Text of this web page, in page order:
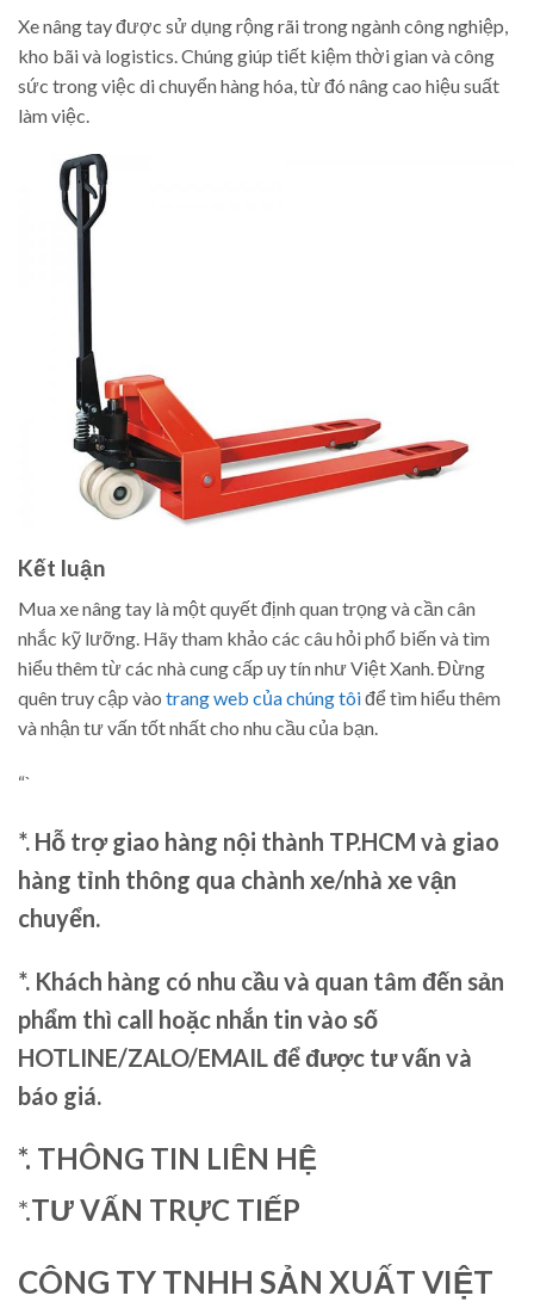
Xe nâng tay được sử dụng rộng rãi trong ngành công nghiệp,
kho bãi và logistics. Chúng giúp tiết kiệm thời gian và công
sức trong việc di chuyển hàng hóa, từ đó nâng cao hiệu suất
làm việc.
Kết luận
Mua xe nâng tay là một quyết định quan trọng và cần cân
nhắc kỹ lưỡng. Hãy tham khảo các câu hỏi phổ biến và tìm
hiểu thêm từ các nhà cung cấp uy tín như Việt Xanh. Đừng
quên truy cập vào trang web của chúng tôiđể tìm hiểu thêm
và nhận tư vấn tốt nhất cho nhu cầu của bạn.
“`
*. Hỗ trợ giao hàng nội thành TP.HCM và giao
hàng tỉnh thông qua chành xe/nhà xe vận
chuyển.
*. Khách hàng có nhu cầu và quan tâm đến sản
phẩm thì call hoặc nhắn tin vào số
HOTLINE/ZALO/EMAIL để được tư vấn và
báo giá.
*. THÔNG TIN LIÊN HỆ
*.TƯ VẤN TRỰC TIẾP
CÔNG TY TNHH SẢN XUẤT VIỆT